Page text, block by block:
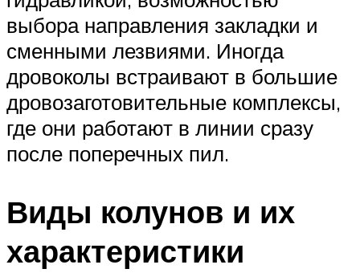
выбора направления закладки и
сменными лезвиями. Иногда
дровоколы встраивают в большие
дровозаготовительные комплексы,
где они работают в линии сразу
после поперечных пил.
Виды колунов и их
характеристики